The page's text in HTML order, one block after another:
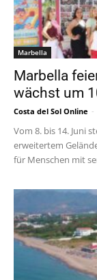
Marbella
Marbella
wächst um
Costa del Sol Online -
Vom 8. bis 14. Juni
erweitertem
für Menschen mit